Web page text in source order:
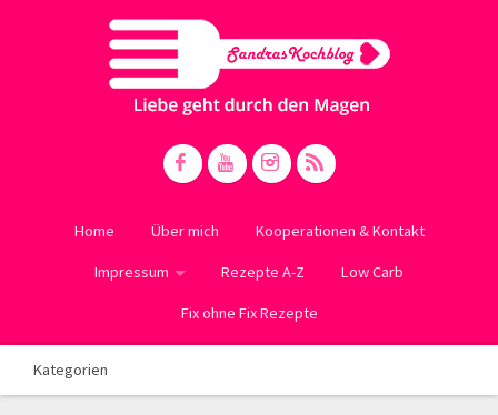
Home Über mich Kooperationen & Kontakt
Impressum Rezepte A-Z Low Carb
Fix ohne Fix Rezepte
Kategorien